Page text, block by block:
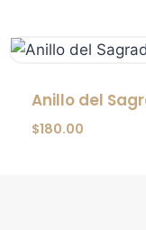
Anillo del
$180.00